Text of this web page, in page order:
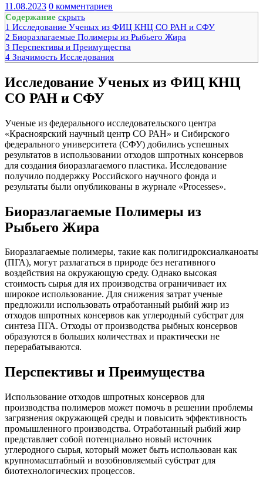
11.08.2023 0 комментариев
Содержание скрыть
1 Исследование Ученых из ФИЦ КНЦ СО РАН и СФУ
2 Биоразлагаемые Полимеры из Рыбьего Жира
3 Перспективы и Преимущества
4 Значимость Исследования
Исследование Ученых из ФИЦ КНЦ
СО РАН и СФУ
Ученые из федерального исследовательского центра
«Красноярский научный центр СО РАН» и Сибирского
федерального университета (СФУ) добились успешных
результатов в использовании отходов шпротных консервов
для создания биоразлагаемого пластика. Исследование
получило поддержку Российского научного фонда и
результаты были опубликованы в журнале «Processes».
Биоразлагаемые Полимеры из
Рыбьего Жира
Биоразлагаемые полимеры, такие как полигидроксиалканоаты
(ПГА), могут разлагаться в природе без негативного
воздействия на окружающую среду. Однако высокая
стоимость сырья для их производства ограничивает их
широкое использование. Для снижения затрат ученые
предложили использовать отработанный рыбий жир из
отходов шпротных консервов как углеродный субстрат для
синтеза ПГА. Отходы от производства рыбных консервов
образуются в больших количествах и практически не
перерабатываются.
Перспективы и Преимущества
Использование отходов шпротных консервов для
производства полимеров может помочь в решении проблемы
загрязнения окружающей среды и повысить эффективность
промышленного производства. Отработанный рыбий жир
представляет собой потенциально новый источник
углеродного сырья, который может быть использован как
крупномасштабный и возобновляемый субстрат для
биотехнологических процессов.